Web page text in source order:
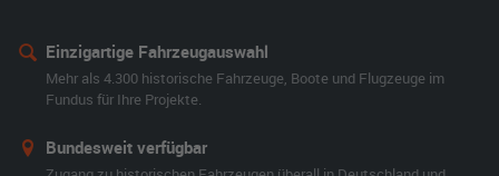
Einzigartige Fahrzeugauswahl
Mehr als 4.300 historische Fahrzeuge, Boote und Flugzeuge im
Fundus für Ihre Projekte.
Bundesweit verfügbar